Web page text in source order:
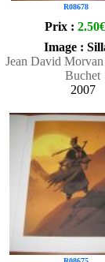
R08678
Prix : 2.50€
Image :
Jean David
Buchet
2007